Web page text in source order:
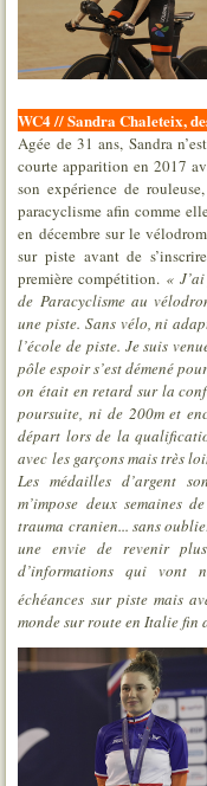
WC4 // Sandra Chaleteix,
Agée de 31 ans, Sandra
courte apparition en 2017
son expérience de
paracyclisme afin comme
en décembre sur le
sur piste avant de
première compétition. «
de Paracyclisme au
une piste. Sans vélo, ni
l’école de piste. Je suis
pôle espoir s’est démené
on était en retard sur la
poursuite, ni de 200m et
départ lors de la
avec les garçons mais très
Les médailles d’argent
m’impose deux semaines
trauma cranien... sans
une envie de revenir
d’informations qui vont
échéances sur piste mais
monde sur route en Italie fin